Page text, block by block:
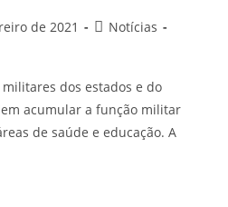
de 2021
Notícias
dos estados e do
acumular a função militar
de saúde e educação. A